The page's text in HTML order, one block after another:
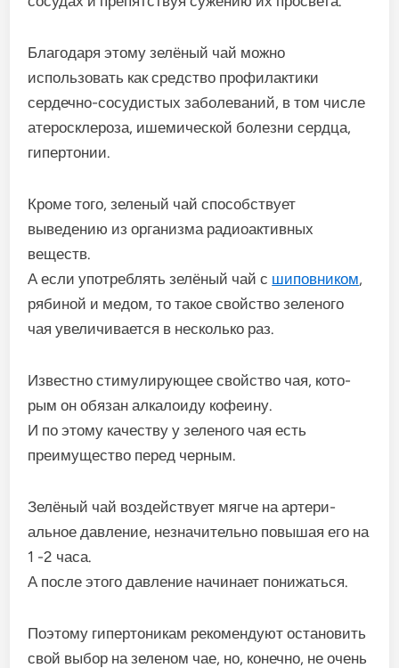
Благодаря этому зелёный чай можно
использовать как средство профилактики
сердечно-сосудистых заболева­ний, в том числе
атеросклероза, ишемической болезни сердца,
гипертонии.
Кроме того, зеленый чай способствует
выведению из организма радиоактивных
веществ.
А если употреблять зелёный чай с шиповником,
рябиной и медом, то такое свойство зеленого
чая увеличивается в несколько раз.
Известно стимулирующее свойство чая, кото­
рым он обязан алкалоиду кофеину.
И по этому качеству у зеленого чая есть
преимущество пе­ред черным.
Зелёный чай воздействует мягче на артери­
альное давление, незначительно повышая его на
1 -2 часа.
А после этого давление начинает пони­жаться.
Поэтому гипертоникам рекомендуют остановить
свой выбор на зеленом чае, но, конечно, не очень